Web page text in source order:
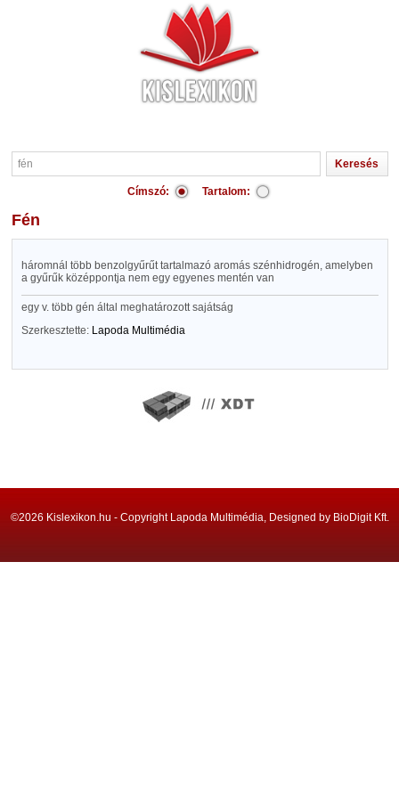
Címszó: Tartalom:
fén
háromnál több benzolgyűrűt tartalmazó aromás szénhidrogén, amelyben
a gyűrűk középpontja nem egy egyenes mentén van
egy v. több gén által meghatározott sajátság
Szerkesztette: Lapoda Multimédia
©2026 Kislexikon.hu - Copyright Lapoda Multimédia, Designed by BioDigit Kft.